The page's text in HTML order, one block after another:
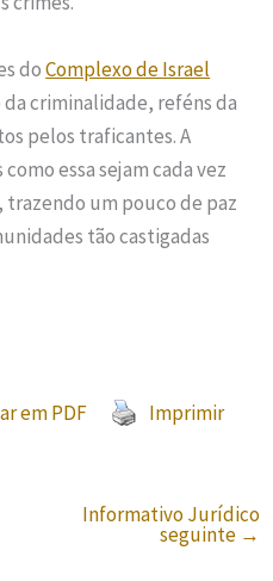
doComplexo de Israel
criminalidade, reféns da
pelos traficantes. A
essa sejam cada vez
um pouco de paz
tão castigadas
em PDF Imprimir
Informativo Jurídico
seguinte →